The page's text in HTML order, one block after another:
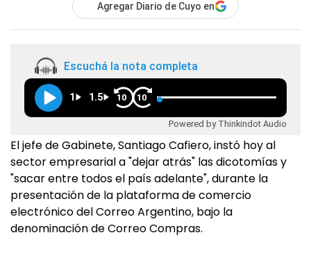
Agregar Diario de Cuyo en
Escuchá la nota completa
1 1.5 10 10
Powered by Thinkindot Audio
El jefe de Gabinete, Santiago Cafiero, instó hoy al
sector empresarial a "dejar atrás" las dicotomías y
"sacar entre todos el país adelante", durante la
presentación de la plataforma de comercio
electrónico del Correo Argentino, bajo la
denominación de Correo Compras.